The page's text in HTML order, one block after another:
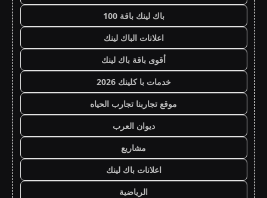
باك لينك باقة 100
اعلانات الباك لينك
أقوى باقة باك لينك
خدمات با كلينك 2026
موقع تجاربنا تجارب الحياه
ديوان العرب
مشاريع
اعلانات باك لينك
الرياضية